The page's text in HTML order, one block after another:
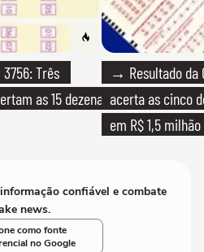
Três
as 15 dezenas
→ Resultado da
acerta as cinco
em R$ 1,5 milhão
confiável e combate
news.
como fonte
no Google